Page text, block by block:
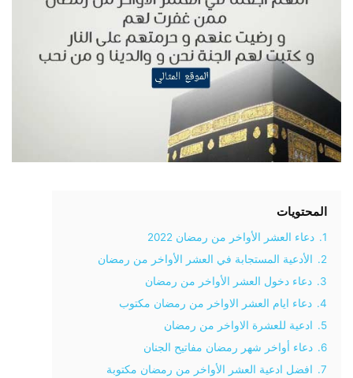
المحتويات
1.
دعاء العشر الأواخر من رمضان 2022
2.
الأدعية المستجابة في العشر الأواخر من رمضان
3.
دعاء دخول العشر الأواخر من رمضان
4.
دعاء ايام العشر الاواخر من رمضان مكتوب
5.
ادعية للعشرة الاواخر من رمضان
6.
دعاء أواخر شهر رمضان مفاتيح الجنان
7.
افضل ادعية العشر الأواخر من رمضان مكتوبة